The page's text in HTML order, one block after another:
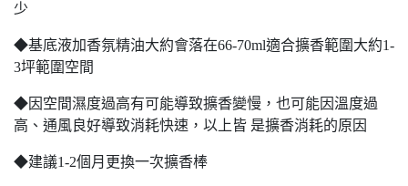
少
◆基底液加香氛精油大約會落在66-70ml適合擴香範圍大約1-
3坪範圍空間
◆因空間濕度過高有可能導致擴香變慢，也可能因溫度過
高、通風良好導致消耗快速，以上皆 是擴香消耗的原因
◆建議1-2個月更換一次擴香棒